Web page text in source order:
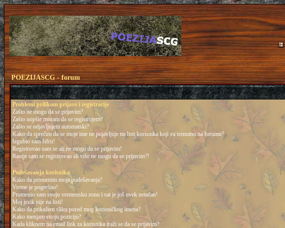
POEZIJASCG - forum
Problemi prilikom prijave i registracije
Zašto ne mogu da se prijavim?
Zašto uopšte moram da se registrujem?
Zašto se odjavljujem automatski?
Kako da sprečim da se moje ime ne pojavljuje na listi korisnika koji su trenutno na forumu?
Izgubio sam šifru!
Registrovao sam se ali ne mogu da se prijavim!
Ranije sam se registrovao ali više ne mogu da se prijavim?!
Podešavanja korisnika
Kako da promenim moja podešavanja?
Vreme je pogrešno!
Promenio sam svoju vremensku zonu i sat je još uvek netačan!
Moj jezik nije na listi!
Kako da prikažem sliku pored mog korisničkog imena?
Kako menjam svoju poziciju?
Kada kliknem na email link za korisnika traži se da se prijavim?